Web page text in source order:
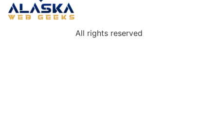
All rights reserved